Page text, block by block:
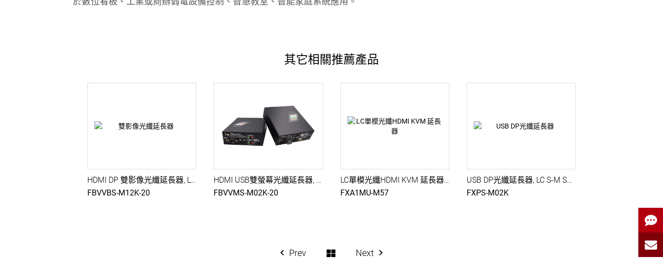
其它相關推薦產品
HDMI DP 雙影像光纖延長器, LC S-M, Dual 4K@20KM, USB 2.0, 雙向音訊, RS232, IR延伸, 音訊融合分離, 雙PC控制
FBVVBS-M12K-20
HDMI USB雙螢幕光纖延長器, LC S-M, Dual 4K@20KM, USB 2.0, 雙向音訊, RS232, IR延伸, 音訊融合分離, 雙PC控制
FBVVMS-M02K-20
LC單模光纖HDMI KVM 延長器, HDMI 4K60@500M, USB HID, HDCP 2.2
FXA1MU-M57
USB DP光纖延長器, LC S-M SFP, 4K@30,音源融合與分離, 雙向語音,IR,RS232延伸
FXPS-M02K
Prev Next